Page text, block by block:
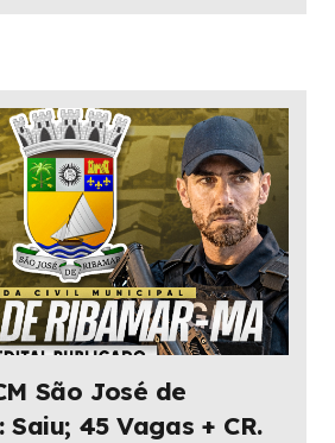
São José de
Saiu; 45 Vagas + CR.